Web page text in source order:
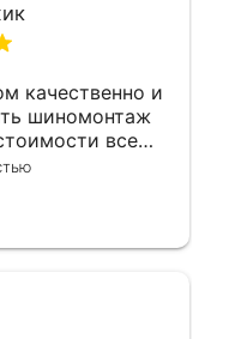
качественно и
шиномонтаж
все
хочу сказать.